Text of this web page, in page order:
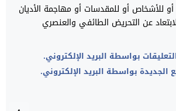
للأشخاص أو للمقدسات أو مهاجمة الأديان
عن التحريض الطائفي والعنصري
بواسطة البريد الإلكتروني.
الجديدة بواسطة البريد الإلكتروني.